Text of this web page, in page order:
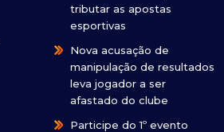
tributar as apostas
esportivas
Nova acusação de
manipulação de resultados
leva jogador a ser
afastado do clube
Participe do 1º evento